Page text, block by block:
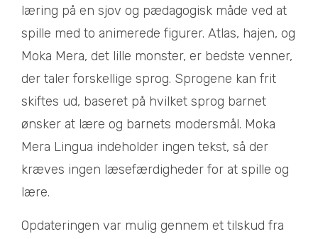
læring på en sjov og pædagogisk måde ved at
spille med to animerede figurer. Atlas, hajen, og
Moka Mera, det lille monster, er bedste venner,
der taler forskellige sprog. Sprogene kan frit
skiftes ud, baseret på hvilket sprog barnet
ønsker at lære og barnets modersmål. Moka
Mera Lingua indeholder ingen tekst, så der
kræves ingen læsefærdigheder for at spille og
lære.
Opdateringen var mulig gennem et tilskud fra